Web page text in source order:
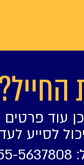
עוד
לסייע